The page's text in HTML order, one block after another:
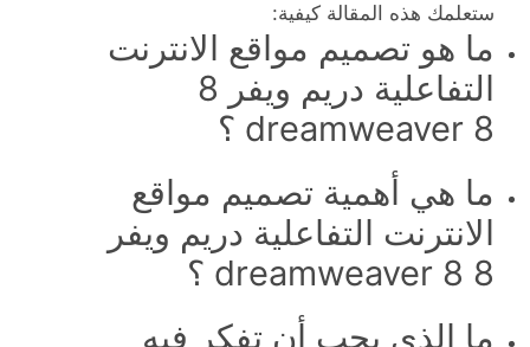
ستعلمك هذه المقالة كيفية:
ما هو تصميم مواقع الانترنت
التفاعلية دريم ويفر 8
dreamweaver 8 ؟
ما هي أهمية تصميم مواقع
الانترنت التفاعلية دريم ويفر
8 dreamweaver 8 ؟
ما الذي يجب أن تفكر فيه